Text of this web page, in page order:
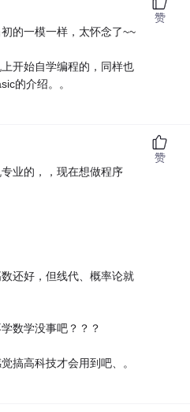
的一模一样，太怀念了~~
开始自学编程的，同样也
的介绍。。
赞
业的，，现在想做程序
还好，但线代、概率论就
数学没事吧？？？
搞高科技才会用到吧、。
赞